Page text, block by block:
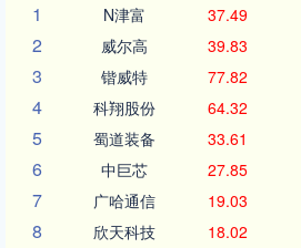
1
N津富 37.49
2 威尔高 39.83
3 锴威特 77.82
4 科翔股份 64.32
5 蜀道装备 33.61
6 中巨芯 27.85
7 广哈通信 19.03
8 欣天科技 18.02